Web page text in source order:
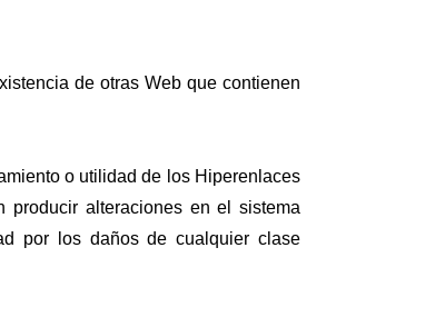
de otras Web que contienen
o utilidad de los Hiperenlaces
alteraciones en el sistema
por los daños de cualquier clase